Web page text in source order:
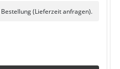
(Lieferzeit anfragen).